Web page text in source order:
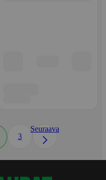
3
Seuraava